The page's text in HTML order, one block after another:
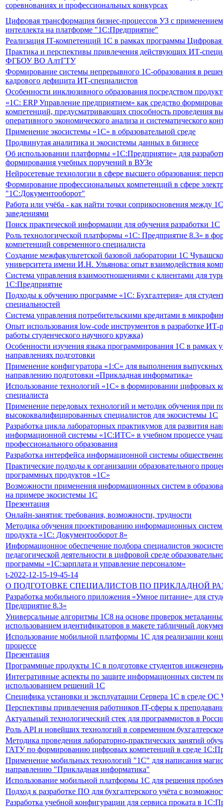
соревнованиях и профессиональных конкурсах
Цифровая трансформация бизнес-процессов УЗ с
интеллекта на платформе "1С:Предприятие"
Реализация IT-компетенций 1С в рамках программы Цифровая
Практика и перспективы привлечения действующих ИТ-
ФГБОУ ВО АлтГТУ
Формирование системы непрерывного 1С-образования в
кадрового дефицита ИТ-специалистов
Особенности инклюзивного образования посредством
«1С: ERP Управление предприятием» как средство
компетенций, предусматривающих способность проведения
оперативного экономического анализа и систематического
Применение экосистемы «1С» в образовательной среде
Продвинутая аналитика и экосистемы данных в бизнесе
Об использовании платформы «1С:Предприятие» для
формирования учебных поручений в ВУЗе
Нейросетевые технологии в сфере высшего образования:
Формирование профессиональных компетенций в сфере
"1С:Документооборот"
Работа или учёба - как найти точки соприкосновения между
заведениями
Поиск практической информации для обучения разработки 1С
Роль технологической платформы «1С: Предприятие 8.3» в
компетенций современного специалиста
Создание межфакультетской базовой лаборатории 1C
университета имени И.Н. Ульянова: опыт взаимодействия
Система управления взаимоотношениями с клиентами для
1С:Предприятие
Подходы к обучению программе «1С: Бухгалтерия» для
специальностей
Система управления потребительскими кредитами в
Опыт использования low-code инструментов в разработке
работы студенческого научного кружка)
Особенности изучения языка программирования 1С в рамках
направлениях подготовки
Применение конфигуратора «1:С» для выполнения
направлению подготовки «Прикладная информатика»
Использование технологий «1С» в формировании цифровых
специалиста
Применение передовых технологий и методик обучения при
высококвалифицированных специалистов для экосистемы 1С
Разработка цикла лабораторных практикумов для развития
информационной системы «1С:ИТС» в учебном процессе
профессионального образования
Разработка интерфейса информационной системы
Практические подходы к организации образовательного
программных продуктов «1С»
Возможности применения информационных систем в
на примере экосистемы 1С
Презентация
Онлайн-занятия: требования, возможности, трудности
Методика обучения проектированию информационных
продукта «1С: Документооборот 8»
Информационное обеспечение подбора специалистов
педагогической деятельности в цифровой среде
программы «1С:зарплата и управление персоналом»
t-2022-12-15-19-45-14
О ПОДГОТОВКЕ СПЕЦИАЛИСТОВ ПО ПРИКЛАДНОЙ
Разработка мобильного приложения «Умное питание» для
Предприятие 8.3»
Универсальные алгоритмы 1С8 на основе проверок
использованием идентификаторов в макете табличный
Использование мобильной платформы 1С для реализации
процессе
Презентация
Программные продукты 1С в подготовке студентов
Интегративные аспекты по защите информационных систем
использованием решений 1С
Специфика установки и эксплуатации Сервера 1С в среде ОС
Перспективы привлечения работников IT-сферы к
Актуальный технологический стек для программистов в
Роль API и новейших технологий в современном
Методика проведения лабораторно-практических занятий
ГАТУ по формированию цифровых компетенций в среде
Применение мобильных технологий "1С" для написания
направлению "Прикладная информатика"
Использование мобильной платформы 1С для решения
Подход к разработке ПО для бухгалтерского учёта с
Разработка учебной конфигурации для сервиса проката в